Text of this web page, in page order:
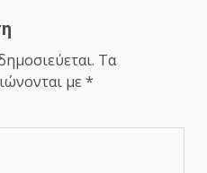
Τα
με *